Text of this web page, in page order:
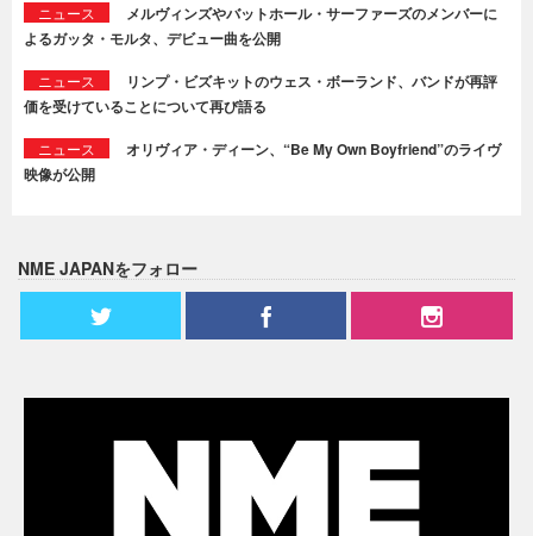
ニュース
メルヴィンズやバットホール・サーファーズのメンバーに
よるガッタ・モルタ、デビュー曲を公開
ニュース
リンプ・ビズキットのウェス・ボーランド、バンドが再評
価を受けていることについて再び語る
ニュース
オリヴィア・ディーン、“Be My Own Boyfriend”のライヴ
映像が公開
NME JAPANをフォロー